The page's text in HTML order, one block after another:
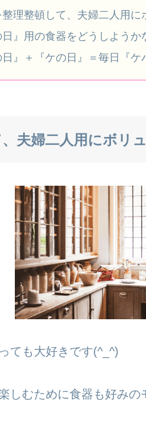
理整頓して、夫婦二人用に
日』用の食器をどうしようか
日』＋『ケの日』＝毎日『
夫婦二人用にボリ
ても大好きです(^_^)
むために食器も好みの